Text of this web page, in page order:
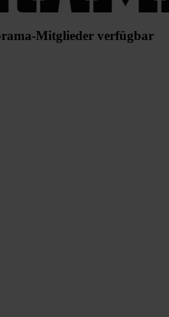
Mitglieder verfügbar